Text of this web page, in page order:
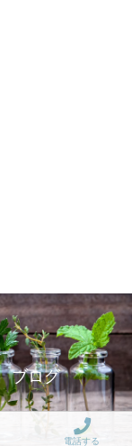
電話する
ブログ